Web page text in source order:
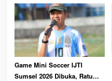
Intelektual
Game Mini Soccer IJTI
Sumsel 2026 Dibuka, Ratu